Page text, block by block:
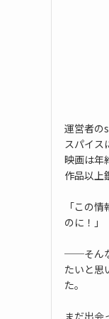
運営者の
スパイス
映画は年
作品以上
「この
のに！」
──そん
たいと思
た。
まだ出会